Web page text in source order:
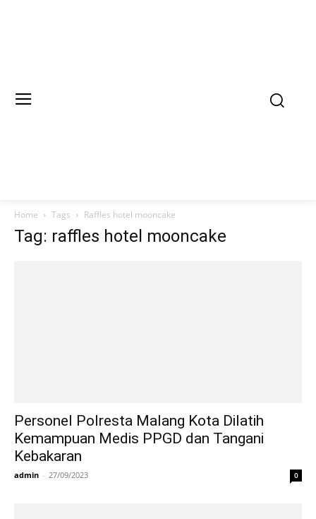
Home Tags Raffles hotel mooncake
Tag: raffles hotel mooncake
Personel Polresta Malang Kota Dilatih
Kemampuan Medis PPGD dan Tangani
Kebakaran
admin - 27/09/2023 0